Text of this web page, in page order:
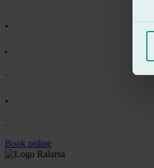
.
.
.
.
.
Book online